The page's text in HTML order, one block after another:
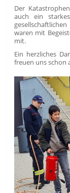
Der
auch ein
waren mit
mit.
Ein herzliches
freuen uns schon